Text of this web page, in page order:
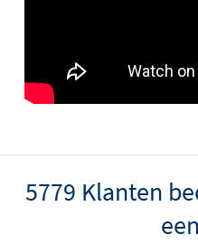
5779 Klanten
een